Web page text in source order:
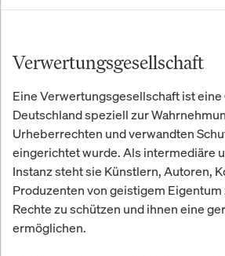
Verwertungsgesellschaft
Eine Verwertungsgesellschaft ist
Deutschland speziell zur
Urheberrechten und verwandten
eingerichtet wurde. Als intermediäre
Instanz steht sie Künstlern, Autoren,
Produzenten von geistigem Eigentum
Rechte zu schützen und ihnen eine
ermöglichen.